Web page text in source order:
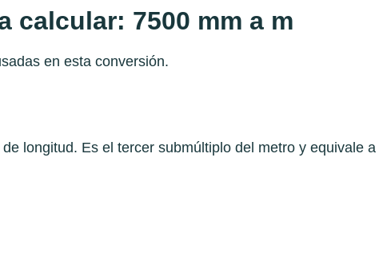
calcular: 7500 mm a m
en esta conversión.
longitud. Es el tercer submúltiplo del metro y equivale a